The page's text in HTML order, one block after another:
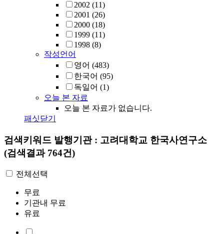
2002 (11)
2001 (26)
2000 (18)
1999 (11)
1998 (8)
작성언어
영어 (483)
한국어 (95)
독일어 (1)
오늘 본 자료
오늘 본 자료가 없습니다.
패싯닫기
검색키워드 발행기관 : 고려대학교 한국사연구소
(검색결과 764건)
전체선택
무료
기관내 무료
유료